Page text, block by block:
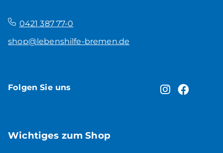
0421 387 77-0
shop@lebenshilfe-bremen.de
Folgen Sie uns
Wichtiges zum Shop